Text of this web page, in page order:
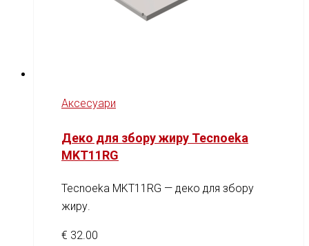
Аксесуари
Деко для збору жиру Tecnoeka
MKT11RG
Tecnoeka MKT11RG — деко для збору
жиру.
€ 32.00